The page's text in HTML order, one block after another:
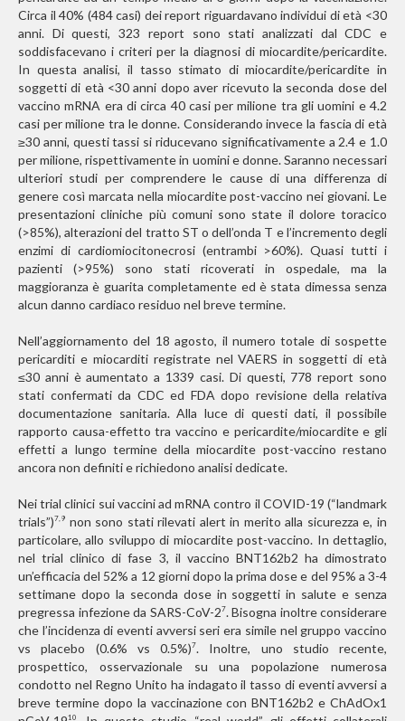
Circa il 40% (484 casi) dei report riguardavano individui di età <30
anni. Di questi, 323 report sono stati analizzati dal CDC e
soddisfacevano i criteri per la diagnosi di miocardite/pericardite.
In questa analisi, il tasso stimato di miocardite/pericardite in
soggetti di età <30 anni dopo aver ricevuto la seconda dose del
vaccino mRNA era di circa 40 casi per milione tra gli uomini e 4.2
casi per milione tra le donne. Considerando invece la fascia di età
≥30 anni, questi tassi si riducevano significativamente a 2.4 e 1.0
per milione, rispettivamente in uomini e donne. Saranno necessari
ulteriori studi per comprendere le cause di una differenza di
genere così marcata nella miocardite post-vaccino nei giovani. Le
presentazioni cliniche più comuni sono state il dolore toracico
(>85%), alterazioni del tratto ST o dell’onda T e l’incremento degli
enzimi di cardiomiocitonecrosi (entrambi >60%). Quasi tutti i
pazienti (>95%) sono stati ricoverati in ospedale, ma la
maggioranza è guarita completamente ed è stata dimessa senza
alcun danno cardiaco residuo nel breve termine.
Nell’aggiornamento del 18 agosto, il numero totale di sospette
pericarditi e miocarditi registrate nel VAERS in soggetti di età
≤30 anni è aumentato a 1339 casi. Di questi, 778 report sono
stati confermati da CDC ed FDA dopo revisione della relativa
documentazione sanitaria. Alla luce di questi dati, il possibile
rapporto causa-effetto tra vaccino e pericardite/miocardite e gli
effetti a lungo termine della miocardite post-vaccino restano
ancora non definiti e richiedono analisi dedicate.
Nei trial clinici sui vaccini ad mRNA contro il COVID-19 (“landmark
trials”)7,9 non sono stati rilevati alert in merito alla sicurezza e, in
particolare, allo sviluppo di miocardite post-vaccino. In dettaglio,
nel trial clinico di fase 3, il vaccino BNT162b2 ha dimostrato
un’efficacia del 52% a 12 giorni dopo la prima dose e del 95% a 3-4
settimane dopo la seconda dose in soggetti in salute e senza
pregressa infezione da SARS-CoV-27. Bisogna inoltre considerare
che l’incidenza di eventi avversi seri era simile nel gruppo vaccino
vs placebo (0.6% vs 0.5%)7. Inoltre, uno studio recente,
prospettico, osservazionale su una popolazione numerosa
condotto nel Regno Unito ha indagato il tasso di eventi avversi a
breve termine dopo la vaccinazione con BNT162b2 e ChAdOx1
10